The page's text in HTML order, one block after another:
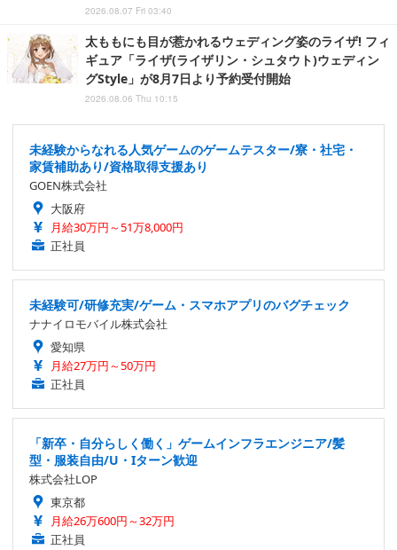
2026.08.07 Fri 03:40
太ももにも目が惹かれるウェディング姿のライザ! フィ
ギュア「ライザ(ライザリン・シュタウト)ウェディン
グStyle」が8月7日より予約受付開始
2026.08.06 Thu 10:15
未経験からなれる人気ゲームのゲームテスター/寮・社宅・
家賃補助あり/資格取得支援あり
GOEN株式会社
大阪府
月給30万円～51万8,000円
正社員
未経験可/研修充実/ゲーム・スマホアプリのバグチェック
ナナイロモバイル株式会社
愛知県
月給27万円～50万円
正社員
「新卒・自分らしく働く」ゲームインフラエンジニア/髪
型・服装自由/U・Iターン歓迎
株式会社LOP
東京都
月給26万600円～32万円
正社員